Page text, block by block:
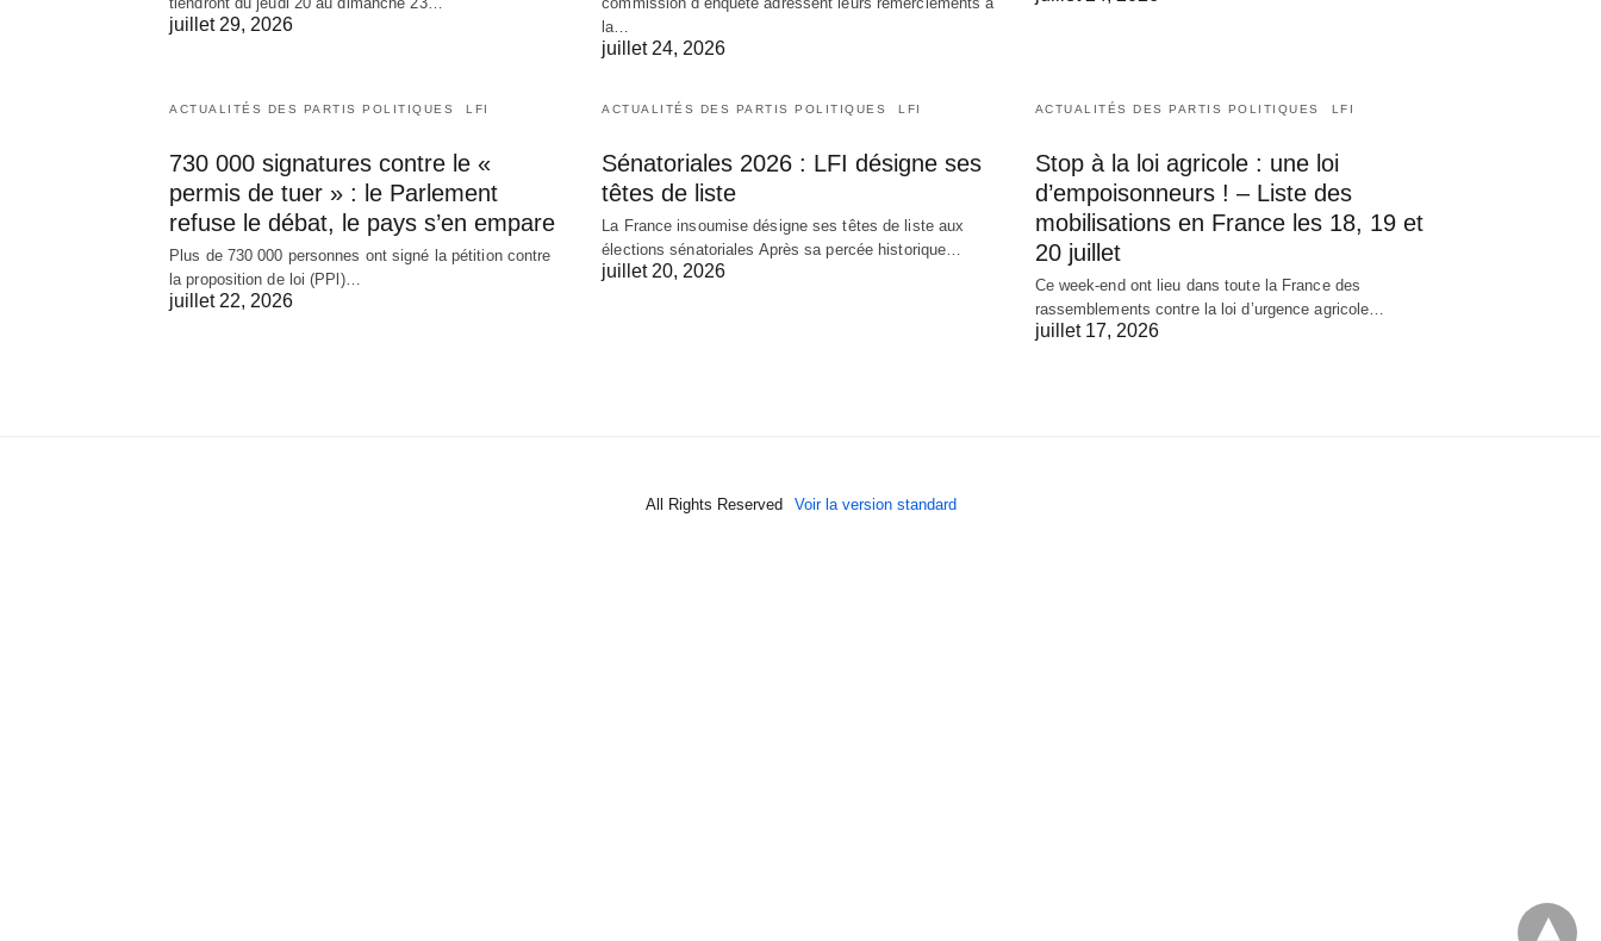
juillet 29, 2026
la…
juillet 24, 2026
ACTUALITÉS DES PARTIS POLITIQUES LFI
730 000 signatures contre le «
permis de tuer » : le Parlement
refuse le débat, le pays s’en empare
Plus de 730 000 personnes ont signé la pétition contre
la proposition de loi (PPl)…
juillet 22, 2026
ACTUALITÉS DES PARTIS POLITIQUES LFI
Sénatoriales 2026 : LFI désigne ses
têtes de liste
La France insoumise désigne ses têtes de liste aux
élections sénatoriales Après sa percée historique…
juillet 20, 2026
ACTUALITÉS DES PARTIS POLITIQUES LFI
Stop à la loi agricole : une loi
d’empoisonneurs ! – Liste des
mobilisations en France les 18, 19 et
20 juillet
Ce week-end ont lieu dans toute la France des
rassemblements contre la loi d’urgence agricole…
juillet 17, 2026
All Rights Reserved Voir la version standard